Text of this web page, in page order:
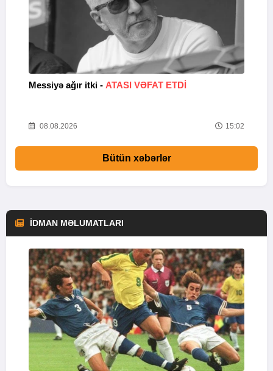
Messiyə ağır itki - ATASI VƏFAT ETDI
08.08.2026 15:02
Bütün xəbərlər
İDMAN MƏLUMATLARI